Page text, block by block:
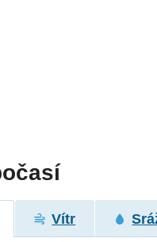
Vítr